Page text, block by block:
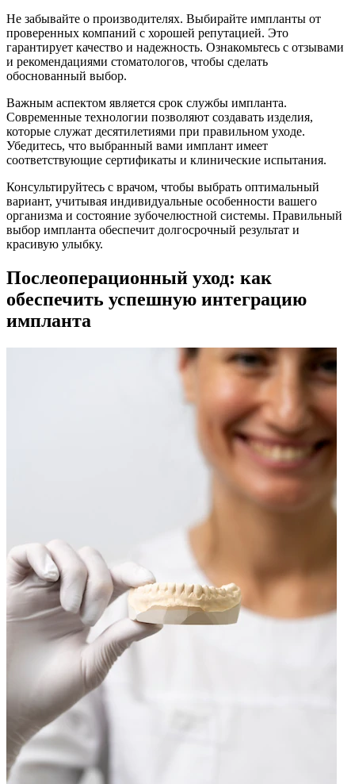
Не забывайте о производителях. Выбирайте импланты от
проверенных компаний с хорошей репутацией. Это
гарантирует качество и надежность. Ознакомьтесь с отзывами
и рекомендациями стоматологов, чтобы сделать
обоснованный выбор.
Важным аспектом является срок службы импланта.
Современные технологии позволяют создавать изделия,
которые служат десятилетиями при правильном уходе.
Убедитесь, что выбранный вами имплант имеет
соответствующие сертификаты и клинические испытания.
Консультируйтесь с врачом, чтобы выбрать оптимальный
вариант, учитывая индивидуальные особенности вашего
организма и состояние зубочелюстной системы. Правильный
выбор импланта обеспечит долгосрочный результат и
красивую улыбку.
Послеоперационный уход: как
обеспечить успешную интеграцию
импланта